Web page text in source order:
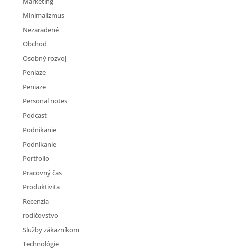
Minimalizmus
Nezaradené
Obchod
Osobný rozvoj
Peniaze
Peniaze
Personal notes
Podcast
Podnikanie
Podnikanie
Portfolio
Pracovný čas
Produktivita
Recenzia
rodičovstvo
Služby zákazníkom
Technológie